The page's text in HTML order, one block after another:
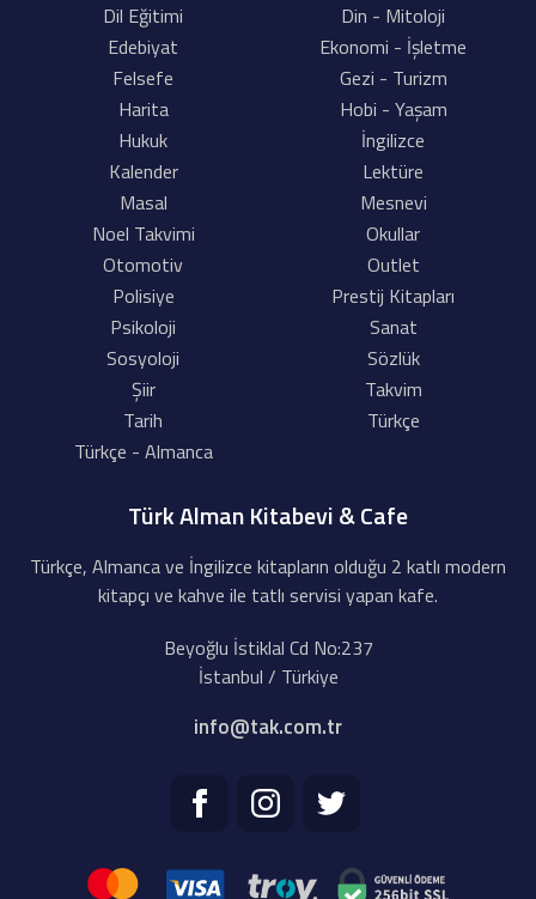
Dil Eğitimi
Din - Mitoloji
Edebiyat
Ekonomi - İşletme
Felsefe
Gezi - Turizm
Harita
Hobi - Yaşam
Hukuk
İngilizce
Kalender
Lektüre
Masal
Mesnevi
Noel Takvimi
Okullar
Otomotiv
Outlet
Polisiye
Prestij Kitapları
Psikoloji
Sanat
Sosyoloji
Sözlük
Şiir
Takvim
Tarih
Türkçe
Türkçe - Almanca
Türk Alman Kitabevi & Cafe
Türkçe, Almanca ve İngilizce kitapların olduğu 2 katlı modern
kitapçı ve kahve ile tatlı servisi yapan kafe.
Beyoğlu İstiklal Cd No:237
İstanbul / Türkiye
info@tak.com.tr